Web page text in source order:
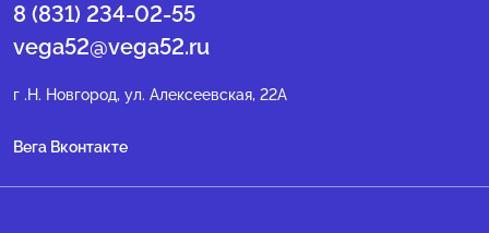
8 (831) 234-02-55
vega52@vega52.ru
г .Н. Новгород, ул. Алексеевская, 22А
Вега Вконтакте